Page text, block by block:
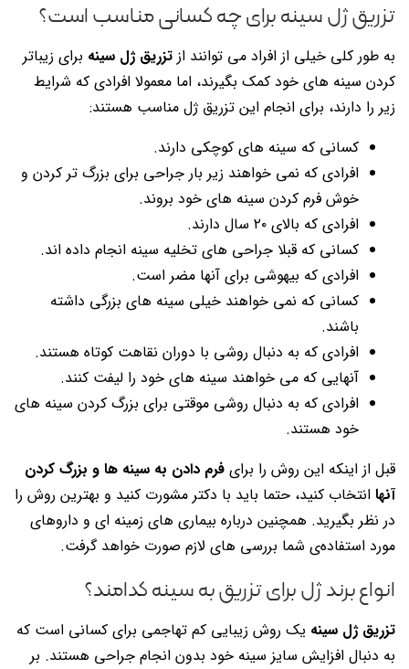
تزریق ژل سینه برای چه کسانی مناسب است؟
به طور کلی خیلی از افراد می توانند از تزریق ژل سینه برای زیباتر
کردن سینه های خود کمک بگیرند، اما معمولا افرادی که شرایط
زیر را دارند، برای انجام این تزریق ژل مناسب هستند:
کسانی که سینه های کوچکی دارند.
افرادی که نمی خواهند زیر بار جراحی برای بزرگ تر کردن و
خوش فرم کردن سینه های خود بروند.
افرادی که بالای ۲۰ سال دارند.
کسانی که قبلا جراحی های تخلیه سینه انجام داده اند.
افرادی که بیهوشی برای آنها مضر است.
کسانی که نمی خواهند خیلی سینه های بزرگی داشته
باشند.
افرادی که به دنبال روشی با دوران نقاهت کوتاه هستند.
آنهایی که می خواهند سینه های خود را لیفت کنند.
افرادی که به دنبال روشی موقتی برای بزرگ کردن سینه های
خود هستند.
قبل از اینکه این روش را برای فرم دادن به سینه ها و بزرگ کردن
آنها انتخاب کنید، حتما باید با دکتر مشورت کنید و بهترین روش را
در نظر بگیرید. همچنین درباره بیماری های زمینه ای و داروهای
مورد استفاده‌ی شما بررسی های لازم صورت خواهد گرفت.
انواع برند ژل برای تزریق به سینه کدامند؟
تزریق ژل سینه یک روش زیبایی کم تهاجمی برای کسانی است که
به دنبال افزایش سایز سینه خود بدون انجام جراحی هستند. بر